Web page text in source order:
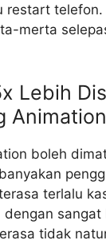
restart telefon.
merta
Lebih
boleh
terlalu
dengan sangat
tidak